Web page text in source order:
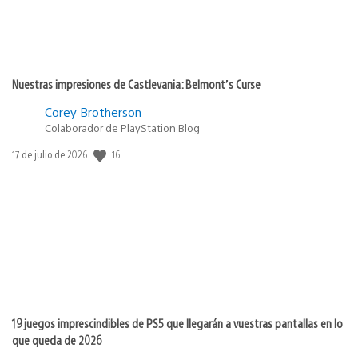
Nuestras impresiones de Castlevania: Belmont’s Curse
Corey Brotherson
Colaborador de PlayStation Blog
Fecha
17 de julio de 2026 16
19 juegos imprescindibles de PS5 que llegarán a vuestras pantallas en lo
que queda de 2026